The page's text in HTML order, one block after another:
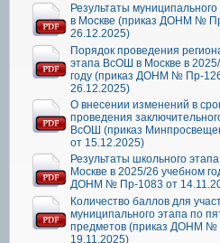
Результаты
в Москве (приказ ДОНМ №
26.12.2025)
Порядок проведения
этапа ВсОШ в Москве в
году (приказ ДОНМ № Пр-
26.12.2025)
О внесении изменений в
проведения
ВсОШ (приказ
от 15.12.2025)
Результаты школьного
Москве в 2025/26 учебном
ДОНМ № Пр-1083 от
Количество баллов для
муниципального этапа по
предметов (приказ ДОНМ №
19.11.2025)